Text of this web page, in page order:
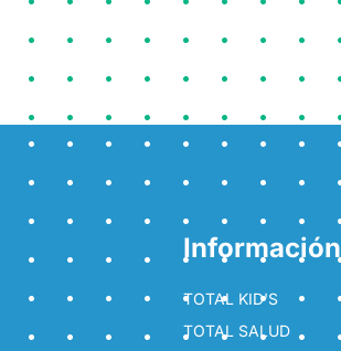
Información
TOTAL KID'S
TOTAL SALUD